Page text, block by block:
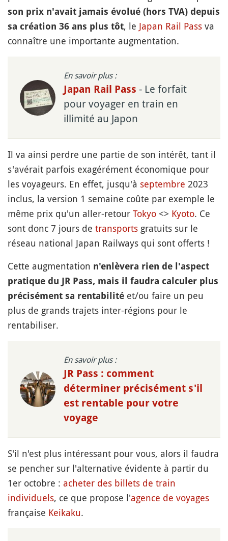
son prix n'avait jamais évolué (hors TVA) depuis
sa création 36 ans plus tôt, le Japan Rail Pass va
connaître une importante augmentation.
En savoir plus :
Japan Rail Pass - Le forfait
pour voyager en train en
illimité au Japon
Il va ainsi perdre une partie de son intérêt, tant il
s'avérait parfois exagérément économique pour
les voyageurs. En effet, jusqu'à septembre 2023
inclus, la version 1 semaine coûte par exemple le
même prix qu'un aller-retour Tokyo <> Kyoto. Ce
sont donc 7 jours de transports gratuits sur le
réseau national Japan Railways qui sont offerts !
Cette augmentation n'enlèvera rien de l'aspect
pratique du JR Pass, mais il faudra calculer plus
précisément sa rentabilité et/ou faire un peu
plus de grands trajets inter-régions pour le
rentabiliser.
En savoir plus :
JR Pass : comment
déterminer précisément s'il
est rentable pour votre
voyage
S'il n'est plus intéressant pour vous, alors il faudra
se pencher sur l'alternative évidente à partir du
1er octobre : acheter des billets de train
individuels, ce que propose l'agence de voyages
française Keikaku.